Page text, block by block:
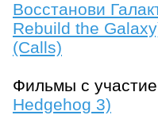
Восстанови
Rebuild the
(Calls)
Фильмы с
Hedgehog 3)